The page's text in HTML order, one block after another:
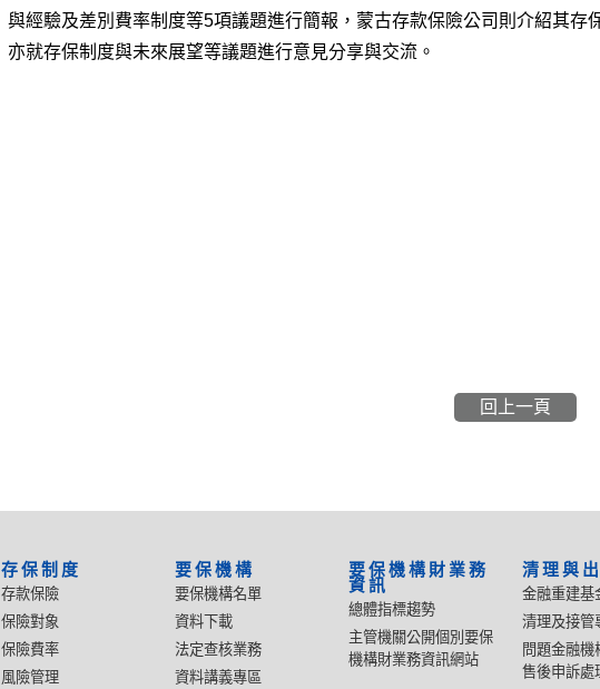
與經驗及差別費率制度等5項議題進行簡報，蒙古存款保險公司則介紹其存
亦就存保制度與未來展望等議題進行意見分享與交流。
回上一頁
存保制度
存款保險
保險對象
保險費率
風險管理
要保機構
要保機構名單
資料下載
法定查核業務
資料講義專區
要保機構財業務
資訊
總體指標趨勢
主管機關公開個別要保
機構財業務資訊網站
清理與
金融重建基
清理及接管
問題金融機
售後申訴處